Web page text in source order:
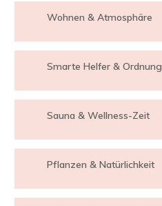
Wohnen & Atmosphäre
Smarte Helfer & Ordnung
Sauna & Wellness-Zeit
Pflanzen & Natürlichkeit